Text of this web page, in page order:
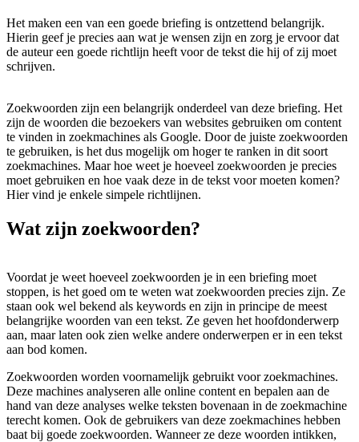
Het maken een van een goede briefing is ontzettend belangrijk.
Hierin geef je precies aan wat je wensen zijn en zorg je ervoor dat
de auteur een goede richtlijn heeft voor de tekst die hij of zij moet
schrijven.
Zoekwoorden zijn een belangrijk onderdeel van deze briefing. Het
zijn de woorden die bezoekers van websites gebruiken om content
te vinden in zoekmachines als Google. Door de juiste zoekwoorden
te gebruiken, is het dus mogelijk om hoger te ranken in dit soort
zoekmachines. Maar hoe weet je hoeveel zoekwoorden je precies
moet gebruiken en hoe vaak deze in de tekst voor moeten komen?
Hier vind je enkele simpele richtlijnen.
Wat zijn zoekwoorden?
Voordat je weet hoeveel zoekwoorden je in een briefing moet
stoppen, is het goed om te weten wat zoekwoorden precies zijn. Ze
staan ook wel bekend als keywords en zijn in principe de meest
belangrijke woorden van een tekst. Ze geven het hoofdonderwerp
aan, maar laten ook zien welke andere onderwerpen er in een tekst
aan bod komen.
Zoekwoorden worden voornamelijk gebruikt voor zoekmachines.
Deze machines analyseren alle online content en bepalen aan de
hand van deze analyses welke teksten bovenaan in de zoekmachine
terecht komen. Ook de gebruikers van deze zoekmachines hebben
baat bij goede zoekwoorden. Wanneer ze deze woorden intikken,